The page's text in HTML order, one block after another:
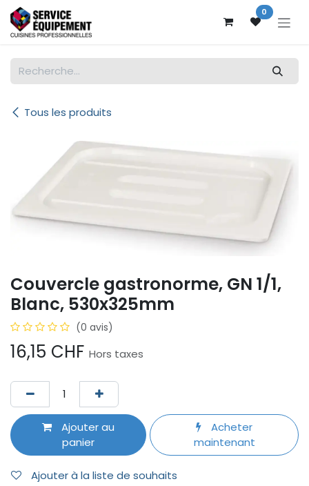
Se rendre au contenu 0
Tous les produits
Couvercle gastronorme, GN 1/1,
Blanc, 530x325mm
(0 avis)
16,15 CHF Hors taxes
Ajouter au
panier
Acheter
maintenant
Ajouter à la liste de souhaits